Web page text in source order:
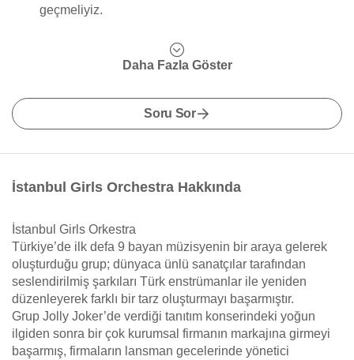
geçmeliyiz.
Daha Fazla Göster
Soru Sor
İstanbul Girls Orchestra Hakkında
İstanbul Girls Orkestra
Türkiye’de ilk defa 9 bayan müzisyenin bir araya gelerek
oluşturduğu grup; dünyaca ünlü sanatçılar tarafından
seslendirilmiş şarkıları Türk enstrümanlar ile yeniden
düzenleyerek farklı bir tarz oluşturmayı başarmıştır.
Grup Jolly Joker’de verdiği tanıtım konserindeki yoğun
ilgiden sonra bir çok kurumsal firmanın markajına girmeyi
başarmış, firmaların lansman gecelerinde yönetici